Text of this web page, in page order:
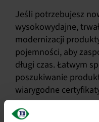
Jeśli potrzebujesz
wysokowydajne,
modernizacji
pojemności, aby
długi czas. Łatwym
poszukiwanie
wiarygodne
2. Ponowne